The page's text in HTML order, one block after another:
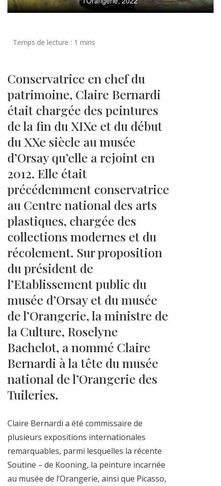
Conservatrice en chef du
patrimoine, Claire Bernardi
était chargée des peintures
de la fin du XIXe et du début
du XXe siècle au musée
d’Orsay qu’elle a rejoint en
2012. Elle était
précédemment conservatrice
au Centre national des arts
plastiques, chargée des
collections modernes et du
récolement. Sur proposition
du président de
l’Etablissement public du
musée d’Orsay et du musée
de l’Orangerie, la ministre de
la Culture, Roselyne
Bachelot, a nommé Claire
Bernardi à la tête du musée
national de l’Orangerie des
Tuileries.
Claire Bernardi a été commissaire de
plusieurs expositions internationales
remarquables, parmi lesquelles la récente
Soutine – de Kooning, la peinture incarnée
au musée de l’Orangerie, ainsi que Picasso,